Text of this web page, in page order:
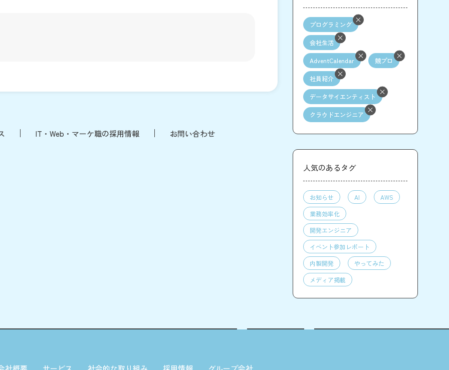
IT・Web・マーケ職の採用情報 お問い合わせ
プログラミング
会社生活
AdventCalendar 競プロ
社員紹介
データサイエンティスト
クラウドエンジニア
人気のあるタグ
お知らせ AI
AWS
業務効率化
開発エンジニア
イベント参加レポート
内製開発
やってみた
メディア掲載